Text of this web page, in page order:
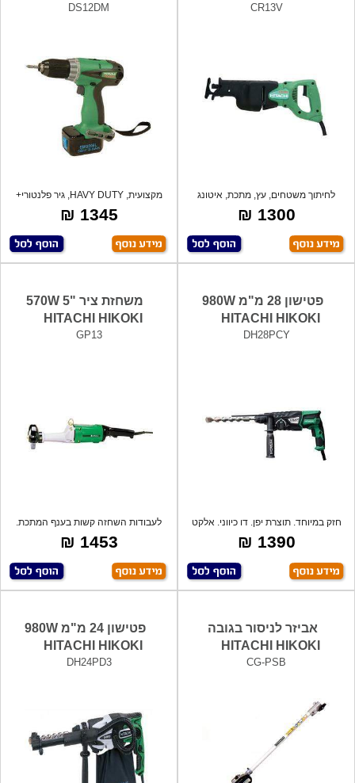
CR13V
לחיתוך משטחים, עץ, מתכת, איטונג
ואלומניו
1300 ₪
DS12DM
מקצועית, HAVY DUTY, גיר פלנטורי+
פוטר או
1345 ₪
פטישון 28 מ"מ 980W
HITACHI HIKOKI
DH28PCY
חזק במיוחד. תוצרת יפן. דו כיווני. אלקט
1390 ₪
משחזת ציר "5 570W
HITACHI HIKOKI
GP13
לעבודות השחזה קשות בענף המתכת.
1453 ₪
אביזר לניסור בגובה
HITACHI HIKOKI
CG-PSB
פטישון 24 מ"מ 980W
HITACHI HIKOKI
DH24PD3